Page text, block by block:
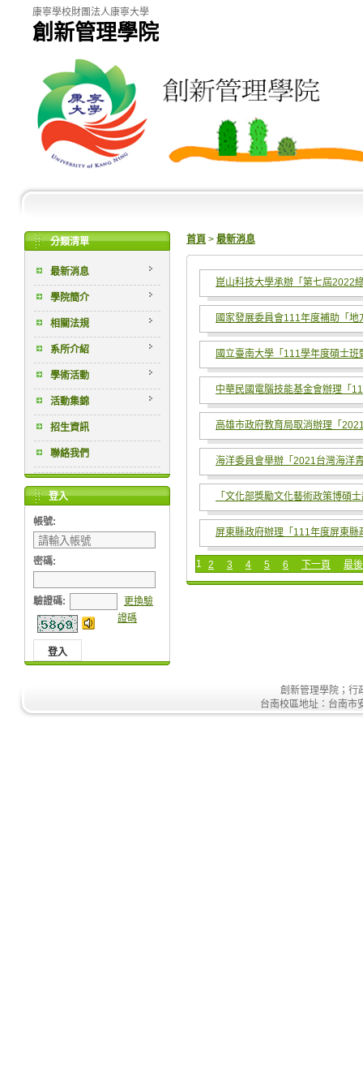
創新管理學院
康寧學校財團法人康寧大學
分類清單
最新消息
學院簡介
相關法規
系所介紹
學術活動
活動集錦
招生資訊
聯絡我們
登入
帳號:
密碼:
驗證碼:
更換驗
證碼
首頁 > 最新消息
崑山科技大學承辦「第七屆2022
國家發展委員會111年度補助「
國立臺南大學「111學年度碩士班
中華民國電腦技能基金會辦理「
高雄市政府教育局取消辦理「
海洋委員會舉辦「2021台灣海洋
「文化部獎勵文化藝術政策博碩
屏東縣政府辦理「111年度屏東
1 2 3 4 5 6 下一頁 最
創新管理學院；行
台南校區地址：台南市